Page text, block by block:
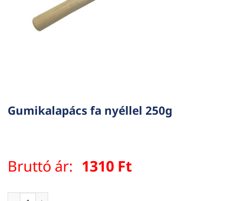
Gumikalapács fa nyéllel 250g
Bruttó ár: 1310 Ft
Gumikalapács fa nyéllel 250g mennyiség